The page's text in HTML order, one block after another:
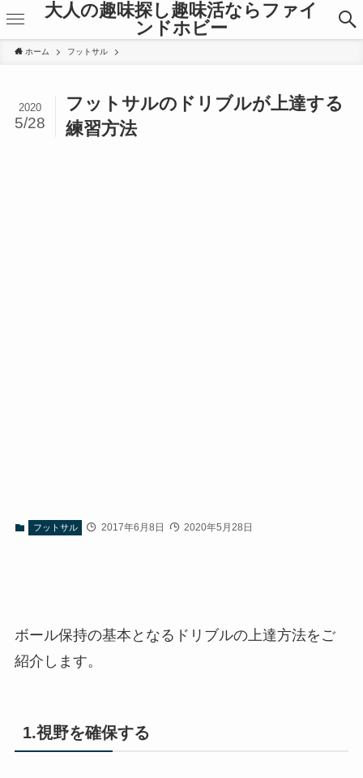
大人の趣味探し趣味活ならファイ
ンドホビー
ホーム フットサル
フットサルのドリブルが上達する
練習方法
2020
5/28
フットサル 2017年6月8日 2020年5月28日
ボール保持の基本となるドリブルの上達方法をご
紹介します。
1.視野を確保する